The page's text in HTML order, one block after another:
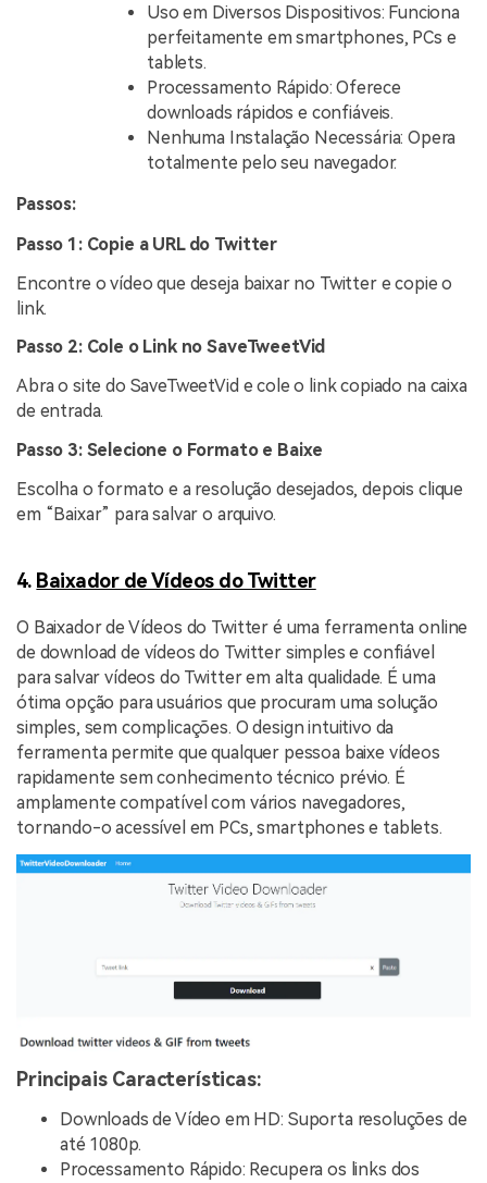
Uso em Diversos Dispositivos: Funciona
perfeitamente em smartphones, PCs e
tablets.
Processamento Rápido: Oferece
downloads rápidos e confiáveis.
Nenhuma Instalação Necessária: Opera
totalmente pelo seu navegador.
Passos:
Passo 1: Copie a URL do Twitter
Encontre o vídeo que deseja baixar no Twitter e copie o
link.
Passo 2: Cole o Link no SaveTweetVid
Abra o site do SaveTweetVid e cole o link copiado na caixa
de entrada.
Passo 3: Selecione o Formato e Baixe
Escolha o formato e a resolução desejados, depois clique
em “Baixar” para salvar o arquivo.
4. Baixador de Vídeos do Twitter
O Baixador de Vídeos do Twitter é uma ferramenta online
de download de vídeos do Twitter simples e confiável
para salvar vídeos do Twitter em alta qualidade. É uma
ótima opção para usuários que procuram uma solução
simples, sem complicações. O design intuitivo da
ferramenta permite que qualquer pessoa baixe vídeos
rapidamente sem conhecimento técnico prévio. É
amplamente compatível com vários navegadores,
tornando-o acessível em PCs, smartphones e tablets.
Principais Características:
Downloads de Vídeo em HD: Suporta resoluções de
até 1080p.
Processamento Rápido: Recupera os links dos